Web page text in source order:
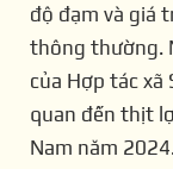
độ đạm và giá
thông thường.
của Hợp tác xã
quan đến thịt
Nam năm